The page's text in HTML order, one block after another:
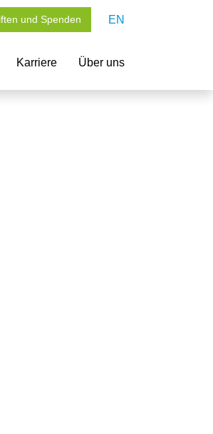
und Spenden EN
Karriere Über uns